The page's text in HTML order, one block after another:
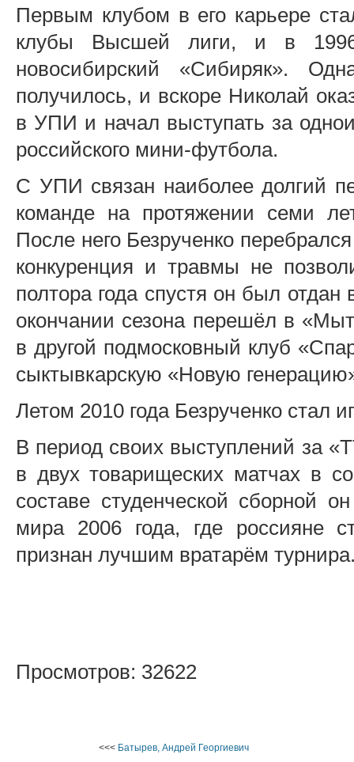
Первым клубом в его карьере
клубы Высшей лиги, и в 1996
новосибирский «Сибиряк».
получилось, и вскоре Николай
в УПИ и начал выступать за
российского мини-футбола.
С УПИ связан наиболее долгий
команде на протяжении семи
После него Безрученко
конкуренция и травмы не
полтора года спустя он был отдан
окончании сезона перешёл в
в другой подмосковный клуб
сыктывкарскую «Новую
Летом 2010 года Безрученко стал
В период своих выступлений за
в двух товарищеских матчах в
составе студенческой сборной
мира 2006 года, где россияне
признан лучшим вратарём
Просмотров: 32622
<<< Батырев, Андрей Георгиевич